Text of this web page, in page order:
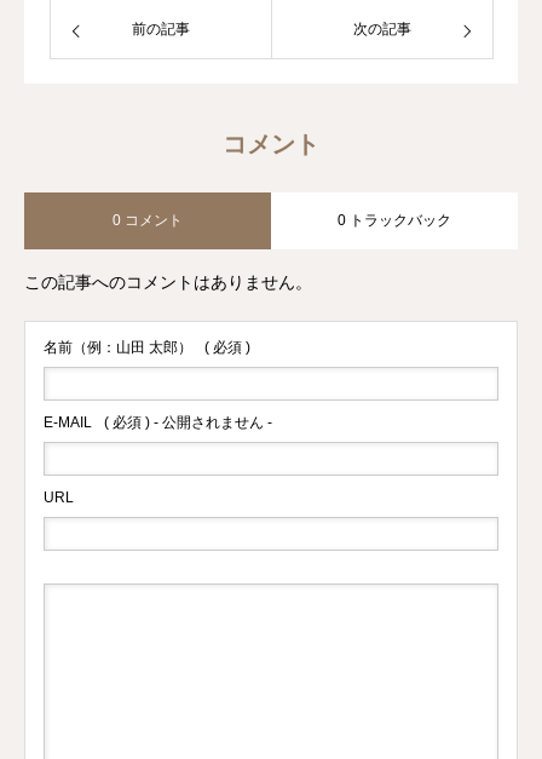
前の記事 次の記事
コメント
0 コメント 0 トラックバック
この記事へのコメントはありません。
名前（例：山田 太郎） ( 必須 )
E-MAIL ( 必須 ) - 公開されません -
URL